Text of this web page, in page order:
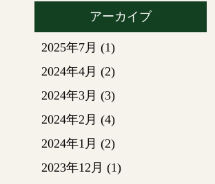
アーカイブ
2025年7月 (1)
2024年4月 (2)
2024年3月 (3)
2024年2月 (4)
2024年1月 (2)
2023年12月 (1)